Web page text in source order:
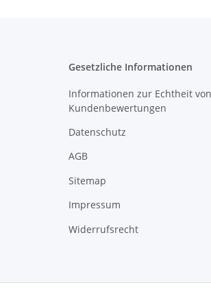
Gesetzliche Informationen
Informationen zur Echtheit von
Kundenbewertungen
Datenschutz
AGB
Sitemap
Impressum
Widerrufsrecht